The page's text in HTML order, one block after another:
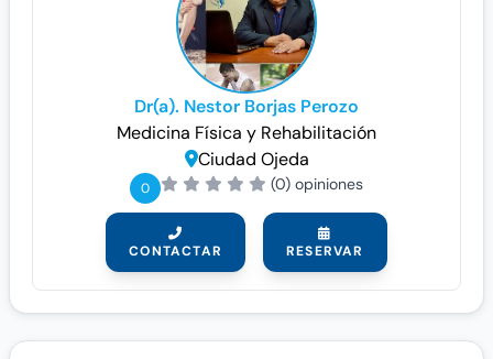
Dr(a). Nestor Borjas Perozo
Medicina Física y Rehabilitación
Ciudad Ojeda
0 (0) opiniones
CONTACTAR RESERVAR